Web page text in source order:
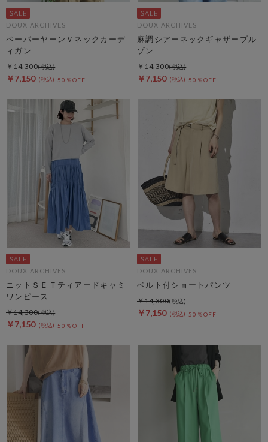
DOUX ARCHIVES
ペーパーヤーンＶネックカーデ
ィガン
￥7,150 50％OFF
￥14,300
DOUX ARCHIVES
麻調シアーネックギャザーブル
ゾン
￥7,150 50％OFF
￥14,300
DOUX ARCHIVES
ニットＳＥＴティアードキャミ
ワンピース
￥7,150 50％OFF
￥14,300
DOUX ARCHIVES
ベルト付ショートパンツ
￥7,150 50％OFF
￥14,300